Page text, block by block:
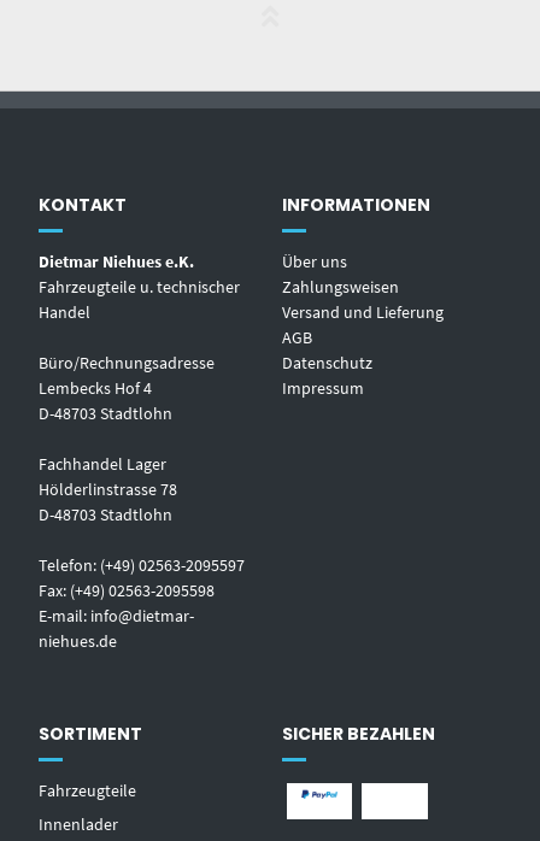
KONTAKT
Dietmar Niehues e.K.
Fahrzeugteile u. technischer
Handel
Büro/Rechnungsadresse
Lembecks Hof 4
D-48703 Stadtlohn
Fachhandel Lager
Hölderlinstrasse 78
D-48703 Stadtlohn
Telefon: (+49) 02563-2095597
Fax: (+49) 02563-2095598
E-mail: info@dietmar-
niehues.de
INFORMATIONEN
Über uns
Zahlungsweisen
Versand und Lieferung
AGB
Datenschutz
Impressum
SORTIMENT
Fahrzeugteile
Innenlader
SICHER BEZAHLEN